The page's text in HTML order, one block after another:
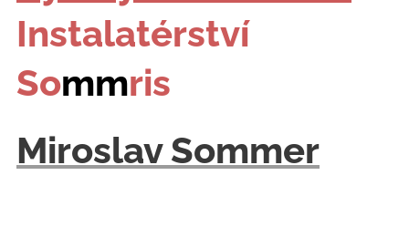
Instalatérství
Sommris
Miroslav Sommer